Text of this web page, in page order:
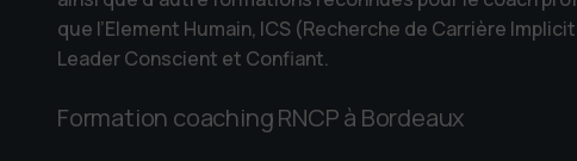
que l’Element Humain, ICS (Recherche de Carrière
Leader Conscient et Confiant.
Formation coaching RNCP à Bordeaux